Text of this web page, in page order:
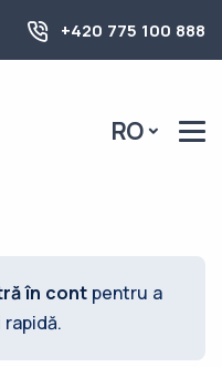
+420 775 100 888
RO
în cont pentru a